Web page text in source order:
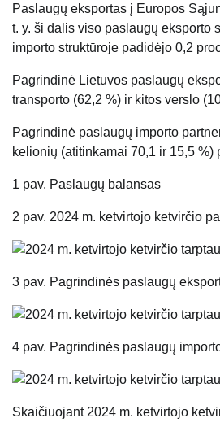
Paslaugų eksportas į Europos
t. y. ši dalis viso paslaugų eksporto
importo struktūroje padidėjo 0,2
Pagrindinė Lietuvos paslaugų
transporto (62,2 %) ir kitos verslo
Pagrindinė paslaugų importo
kelionių (atitinkamai 70,1 ir 15,5 %)
1 pav. Paslaugų balansas
2 pav. 2024 m. ketvirtojo ketvirčio
3 pav. Pagrindinės paslaugų
4 pav. Pagrindinės paslaugų
Skaičiuojant 2024 m. ketvirtojo